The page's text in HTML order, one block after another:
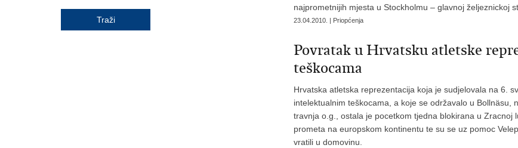
najprometnijih mjesta u Stockholmu – glavnoj željeznickoj
23.04.2010. | Priopćenja
Povratak u Hrvatsku atletske
teškocama
Hrvatska atletska reprezentacija koja je sudjelovala na 6.
intelektualnim teškocama, a koje se održavalo u
travnja o.g., ostala je pocetkom tjedna blokirana u
prometa na europskom kontinentu te su se uz pomoc
vratili u domovinu.